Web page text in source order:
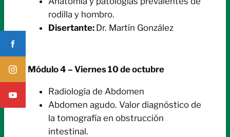
rodilla y hombro.
Disertante: Dr. Martín González
Módulo 4 – Viernes 10 de octubre
Radiología de Abdomen
Abdomen agudo. Valor diagnóstico de
la tomografía en obstrucción
intestinal.